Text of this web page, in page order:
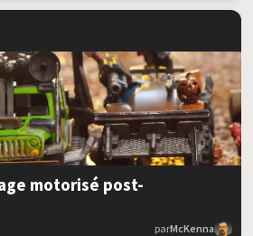
motorisé post-
parMcKenna